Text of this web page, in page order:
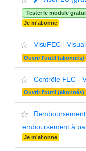
Tester le module
Je m'abonne
☆ VisuFEC -
Ouvrir l'outil (abonnés)
☆ Contrôle FEC -
Ouvrir l'outil (abonnés)
☆
remboursement à
Je m'abonne